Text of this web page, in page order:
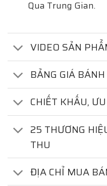
Qua Trung Gian.
VIDEO SẢN
BẢNG GIÁ
CHIẾT KHẤU,
25 THƯƠNG
THU
ĐỊA CHỈ MUA